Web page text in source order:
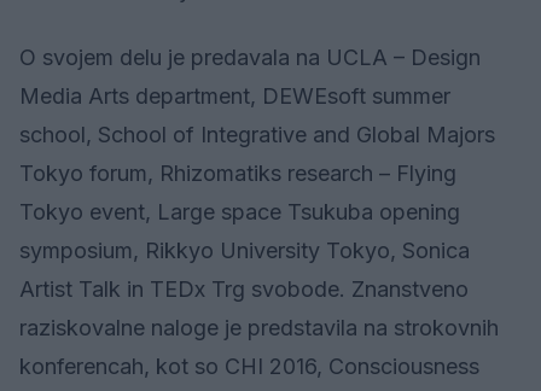
O svojem delu je predavala na UCLA – Design
Media Arts department, DEWEsoft summer
school, School of Integrative and Global Majors
Tokyo forum, Rhizomatiks research – Flying
Tokyo event, Large space Tsukuba opening
symposium, Rikkyo University Tokyo, Sonica
Artist Talk in TEDx Trg svobode. Znanstveno
raziskovalne naloge je predstavila na strokovnih
konferencah, kot so CHI 2016, Consciousness